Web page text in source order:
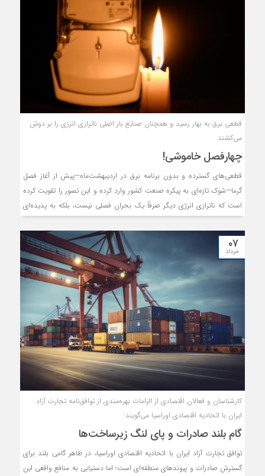
قطعی برق به بهار رسید و همچنان صنایع بار اصلی ناترازی انرژی را بر دوش
می‌کشند
چهارفصل خاموشی!
قطعی‌های گسترده و بدون برنامه برق در اردیبهشت‌ماه—پیش از آغاز فصل
گرما—شوک تازه‌ای به پیکره صنعت کشور وارد کرده و این تصور را تقویت کرده
است که ناترازی انرژی دیگر صرفاً یک بحران فصلی نیست، بلکه به پدیده‌ای
چهارفصل برای صنایع کشور تبدیل شده است.
۰۷
مرداد
کارشناسان و فعالان اقتصادی از الزامات بهره‌مندی از توافق‌نامه تجارت آزاد
ایران با اتحادیه اقتصادی اوراسیا می‌گویند:
گام بلند صادرات و پای لنگ زیرساخت‌ها
توافق تجارت آزاد ایران با اتحادیه اقتصادی اوراسیا، در ظاهر گامی بلند برای
گسترش صادرات و پیوندهای منطقه‌ای است؛ اما دستیابی به منافع واقعی این